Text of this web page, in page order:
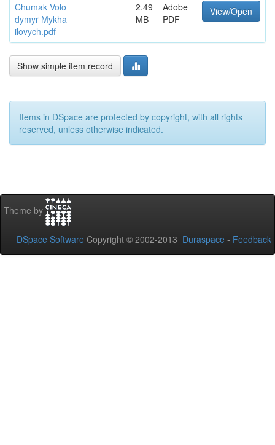
Chumak Volo
dymyr Mykha
ilovych.pdf
2.49
MB
Adobe
PDF
View/Open
Show simple item record
Items in DSpace are protected by copyright, with all rights
reserved, unless otherwise indicated.
Theme by
DSpace Software Copyright © 2002-2013 Duraspace - Feedback